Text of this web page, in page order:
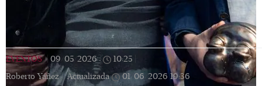
EVENTOS | 09/05/2026 | 10:25
Roberto Yáñez | Actualizada 01/06/2026 19:36